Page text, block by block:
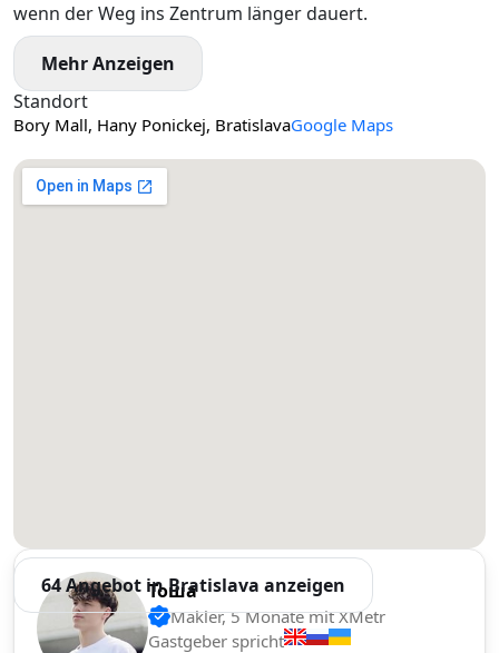
wenn der Weg ins Zentrum länger dauert.
Mehr Anzeigen
Standort
Bory Mall, Hany Ponickej, BratislavaGoogle Maps
64 Angebot in Bratislava anzeigen
Тоша
Makler, 5 Monate mit XMetr
Gastgeber spricht